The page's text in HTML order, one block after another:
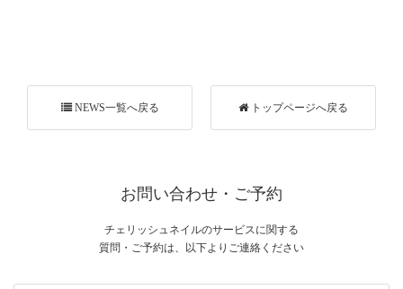
NEWS一覧へ戻る トップページへ戻る
お問い合わせ・ご予約
チェリッシュネイルのサービスに関する
質問・ご予約は、以下よりご連絡ください